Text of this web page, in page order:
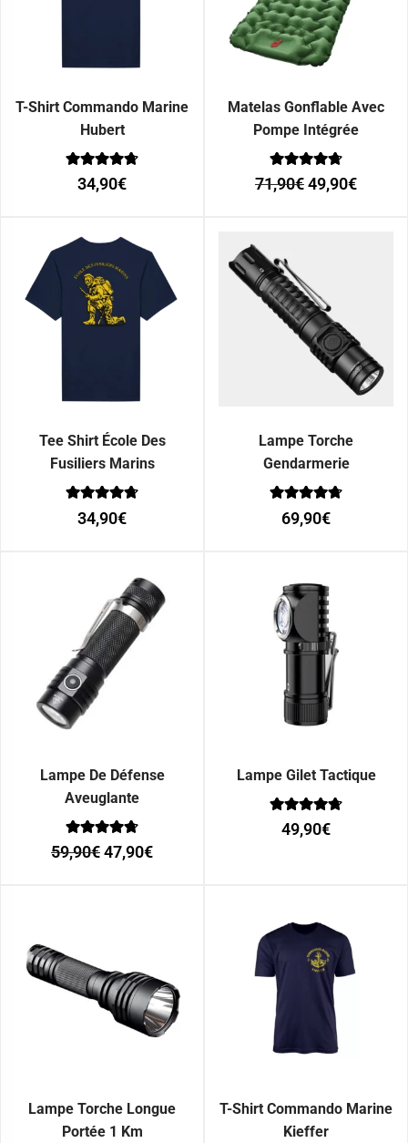
T-Shirt Commando Marine
Hubert
Note
0
34,90€
Matelas Gonflable Avec
Pompe Intégrée
Note
0
71,90€49,90€
Tee Shirt École Des
Fusiliers Marins
Note
0
34,90€
Lampe Torche
Gendarmerie
Note
0
69,90€
Lampe De Défense
Aveuglante
Note
0
59,90€47,90€
Lampe Gilet Tactique
Note
0
49,90€
Lampe Torche Longue
Portée 1 Km
T-Shirt Commando Marine
Kieffer